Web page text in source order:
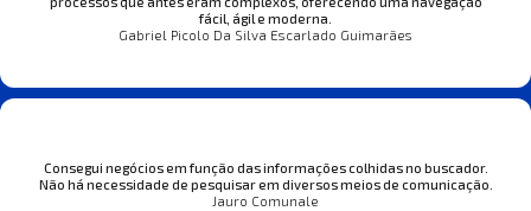
fácil, ágil e moderna.
Gabriel Picolo Da Silva Escarlado Guimarães
Consegui negócios em função das informações colhidas no buscador.
Não há necessidade de pesquisar em diversos meios de comunicação.
Jauro Comunale